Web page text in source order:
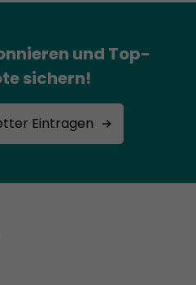
und Top-
sichern!
Eintragen